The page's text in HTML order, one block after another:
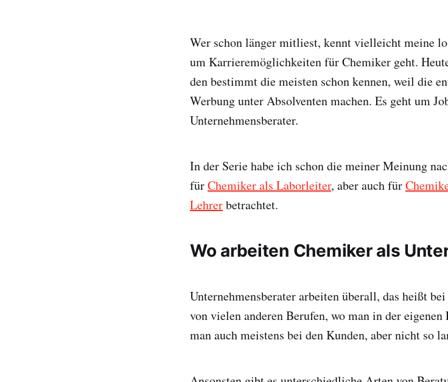
Wer schon länger mitliest, kennt vielleicht meine
um Karrieremöglichkeiten für Chemiker geht.
den bestimmt die meisten schon kennen, weil die
Werbung unter Absolventen machen. Es geht um
Unternehmensberater.
In der Serie habe ich schon die meiner Meinung
fürChemiker als Laborleiter, aber auch für
Lehrerbetrachtet.
Wo arbeiten Chemiker als
Unternehmensberater arbeiten überall, das heißt
von vielen anderen Berufen, wo man in der
man auch meistens bei den Kunden, aber nicht so